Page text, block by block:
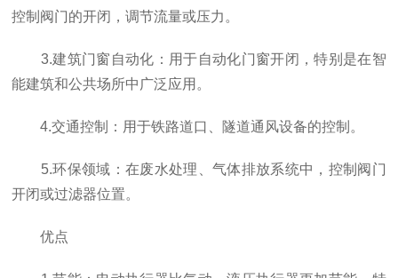
控制阀门的开闭，调节流量或压力。
3.建筑门窗自动化：用于自动化门窗开闭，特别是在智
能建筑和公共场所中广泛应用。
4.交通控制：用于铁路道口、隧道通风设备的控制。
5.环保领域：在废水处理、气体排放系统中，控制阀门
开闭或过滤器位置。
优点